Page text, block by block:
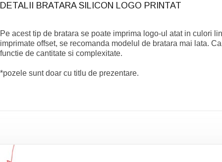
DETALII BRATARA SILICON LOGO PRINTAT
Pe acest tip de bratara se poate imprima logo-ul atat in culori
imprimate offset, se recomanda modelul de bratara mai lata.
functie de cantitate si complexitate.
*pozele sunt doar cu titlu de prezentare.